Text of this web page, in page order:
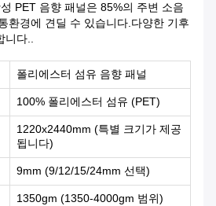
PET 음향 패널은 85%의 주변 소음
환경에 견딜 수 있습니다.다양한 기후
니다..
폴리에스터 섬유 음향 패널
100% 폴리에스터 섬유 (PET)
1220x2440mm (특별 크기가 제공
됩니다)
9mm (9/12/15/24mm 선택)
1350gm (1350-4000gm 범위)